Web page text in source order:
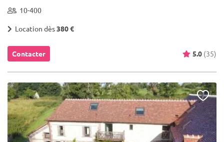
10-400
Location dès380 €
Contacter 5.0 (35)